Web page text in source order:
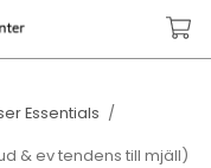
Essentials /
& ev tendens till mjäll)